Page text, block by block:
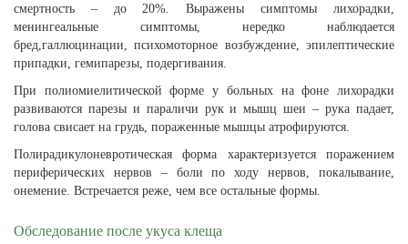
смертность – до 20%. Выражены симптомы лихорадки,
менингеальные симптомы, нередко наблюдается
бред,галлюцинации, психомоторное возбуждение, эпилептические
припадки, гемипарезы, подергивания.
При полиомиелитической форме у больных на фоне лихорадки
развиваются парезы и параличи рук и мышц шеи – рука падает,
голова свисает на грудь, пораженные мышцы атрофируются.
Полирадикулоневротическая форма характеризуется поражением
периферических нервов – боли по ходу нервов, покалывание,
онемение. Встречается реже, чем все остальные формы.
Обследование после укуса клеща